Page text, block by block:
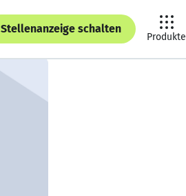
Stellenanzeige schalten
Produkte